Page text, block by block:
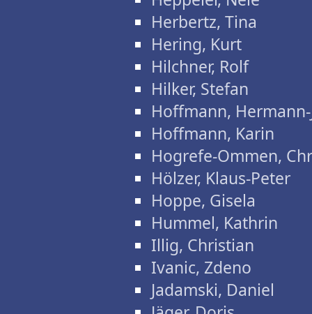
Herbertz, Tina
Hering, Kurt
Hilchner, Rolf
Hilker, Stefan
Hoffmann, Hermann-
Hoffmann, Karin
Hogrefe-Ommen,
Hölzer, Klaus-Peter
Hoppe, Gisela
Hummel, Kathrin
Illig, Christian
Ivanic, Zdeno
Jadamski, Daniel